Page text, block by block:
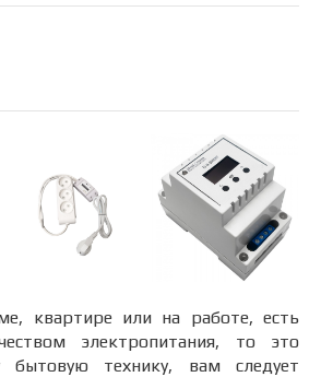
квартире или на работе, есть
электропитания, то это
технику, вам следует